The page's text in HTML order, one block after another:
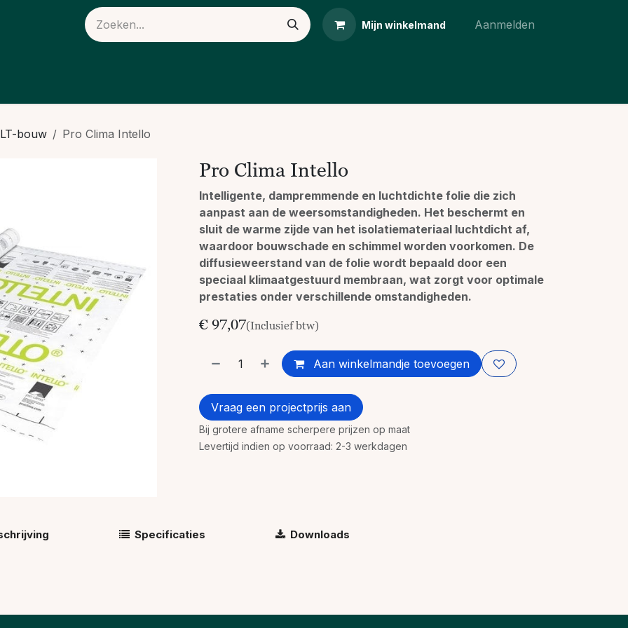
Mijn winkelmand Aanmelden
bouw Pro Clima Intello
Pro Clima Intello
Intelligente, dampremmende en luchtdichte folie die zich
aanpast aan de weersomstandigheden. Het beschermt en
sluit de warme zijde van het isolatiemateriaal luchtdicht af,
waardoor bouwschade en schimmel worden voorkomen. De
diffusieweerstand van de folie wordt bepaald door een
speciaal klimaatgestuurd membraan, wat zorgt voor optimale
prestaties onder verschillende omstandigheden.
€ 97,07(Inclusief btw)
Aan winkelmandje toevoegen
Vraag een projectprijs aan
Bij grotere afname scherpere prijzen op maat
Levertijd indien op voorraad: 2-3 werkdagen
Specificaties Downloads